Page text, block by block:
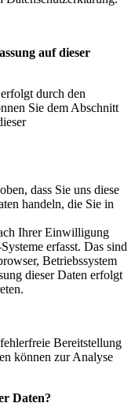
auf dieser
durch den
Sie dem Abschnitt
dass Sie uns diese
handeln, die Sie in
Ihrer Einwilligung
erfasst. Das sind
Betriebssystem
dieser Daten erfolgt
Bereitstellung
können zur Analyse
Daten?